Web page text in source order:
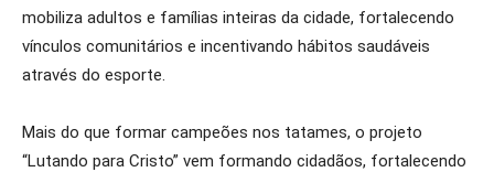
mobiliza adultos e famílias inteiras da cidade, fortalecendo
vínculos comunitários e incentivando hábitos saudáveis
através do esporte.
Mais do que formar campeões nos tatames, o projeto
“Lutando para Cristo” vem formando cidadãos, fortalecendo